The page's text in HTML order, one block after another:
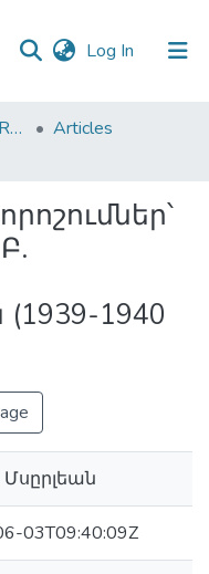
Log In (current)
Haigazian Armenological Review
Articles
1940
03T09:40:09Z